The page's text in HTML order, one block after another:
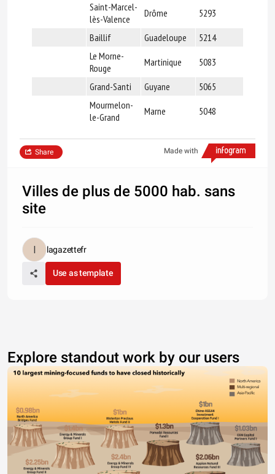
Saint-Marcel-
lès-Valence
Drôme
5293
Baillif
Guadeloupe
5214
Le Morne-
Rouge
Martinique
5083
Grand-Santi
Guyane
5065
Mourmelon-
le-Grand
Marne 5048
Made with
Share
Villes de plus de 5000 hab. sans
site
lagazettefr
Use as template
Explore standout work by our users